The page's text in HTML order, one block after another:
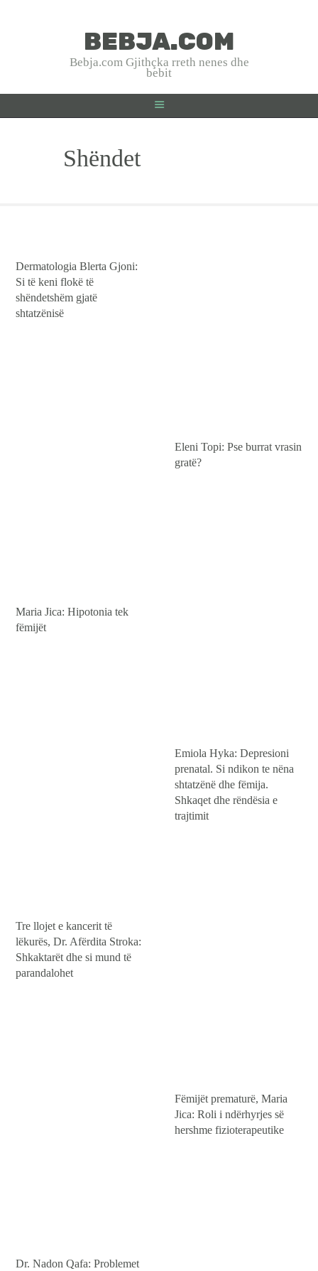
BEBJA.COM
Bebja.com Gjithçka rreth nenes dhe
bebit
Shëndet
BEBJA.COM
SHTATZANIA
SHËNDET
EMRA SHQIP
INTERVISTA
Dermatologia Blerta Gjoni:
Si të keni flokë të
shëndetshëm gjatë
shtatzënisë
Eleni Topi: Pse burrat vrasin
gratë?
Maria Jica: Hipotonia tek
fëmijët
Emiola Hyka: Depresioni
prenatal. Si ndikon te nëna
shtatzënë dhe fëmija.
Shkaqet dhe rëndësia e
trajtimit
Tre llojet e kancerit të
lëkurës, Dr. Afërdita Stroka:
Shkaktarët dhe si mund të
parandalohet
Fëmijët prematurë, Maria
Jica: Roli i ndërhyrjes së
hershme fizioterapeutike
Dr. Nadon Qafa: Problemet